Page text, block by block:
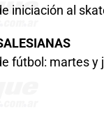
iniciación al
fútbol: martes y